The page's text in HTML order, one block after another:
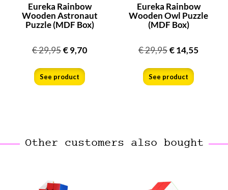
Eureka Rainbow
Wooden Astronaut
Puzzle (MDF Box)
€29,95€9,70
See product
Eureka Rainbow
Wooden Owl Puzzle
(MDF Box)
€29,95€14,55
See product
Other customers also bought